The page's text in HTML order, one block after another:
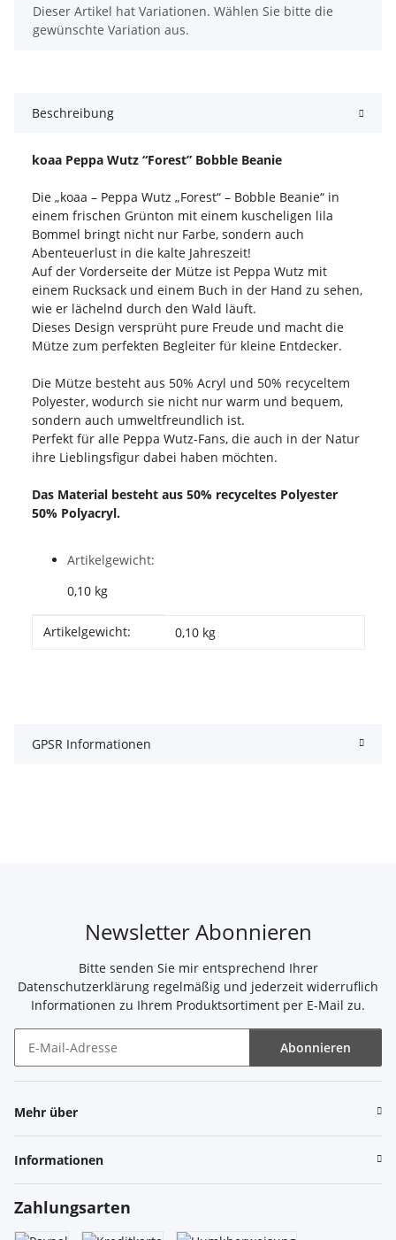
x
Dieser Artikel hat Variationen. Wählen Sie bitte die
gewünschte Variation aus.
Beschreibung
koaa Peppa Wutz “Forest” Bobble Beanie
Die „koaa – Peppa Wutz „Forest“ – Bobble Beanie“ in
einem frischen Grünton mit einem kuscheligen lila
Bommel bringt nicht nur Farbe, sondern auch
Abenteuerlust in die kalte Jahreszeit!
Auf der Vorderseite der Mütze ist Peppa Wutz mit
einem Rucksack und einem Buch in der Hand zu sehen,
wie er lächelnd durch den Wald läuft.
Dieses Design versprüht pure Freude und macht die
Mütze zum perfekten Begleiter für kleine Entdecker.
Die Mütze besteht aus 50% Acryl und 50% recyceltem
Polyester, wodurch sie nicht nur warm und bequem,
sondern auch umweltfreundlich ist.
Perfekt für alle Peppa Wutz-Fans, die auch in der Natur
ihre Lieblingsfigur dabei haben möchten.
Das Material besteht aus 50% recyceltes Polyester
50% Polyacryl.
Artikelgewicht:
0,10 kg
Produkteigenschaft
Wert
Artikelgewicht: 0,10 kg
GPSR Informationen
Newsletter Abonnieren
Bitte senden Sie mir entsprechend Ihrer
Datenschutzerklärung regelmäßig und jederzeit widerruflich
Informationen zu Ihrem Produktsortiment per E-Mail zu.
Abonnieren
Mehr über
Informationen
Zahlungsarten